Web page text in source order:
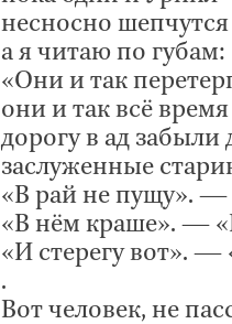
несносно шепчутся
а я читаю по губам:
«Они и так
они и так всё
дорогу в ад забыли
заслуженные
«В рай не пущу».
«В нём краше». —
«И стерегу вот». —
.
Вот человек, не